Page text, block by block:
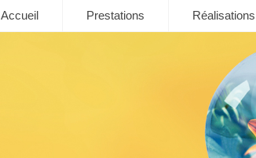
Accueil Prestations Réalisations